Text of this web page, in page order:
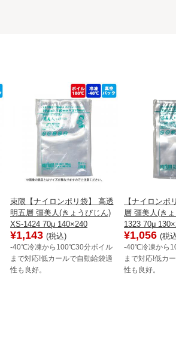
束限【ナイロンポリ袋】 高透
明五層 彊美人(きょうびじん)
XS-1424 70μ 140×240
¥1,143 (税込)
-40℃冷凍から100℃30分ボイル
まで対応!低カールで自動給袋適
性も良好。
【ナイロンポ
層 彊美人(き
1323 70μ
¥1,056 (税
-40℃冷凍から
まで対応!低カ
性も良好。